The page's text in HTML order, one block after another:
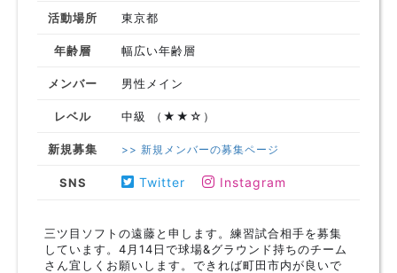
活動場所 東京都
年齢層 幅広い年齢層
メンバー 男性メイン
レベル 中級 （★★☆）
新規募集 >> 新規メンバーの募集ページ
SNS Twitter Instagram
三ツ目ソフトの遠藤と申します。練習試合相手を募集
しています。4月14日で球場&グラウンド持ちのチーム
さん宜しくお願いします。できれば町田市内が良いで